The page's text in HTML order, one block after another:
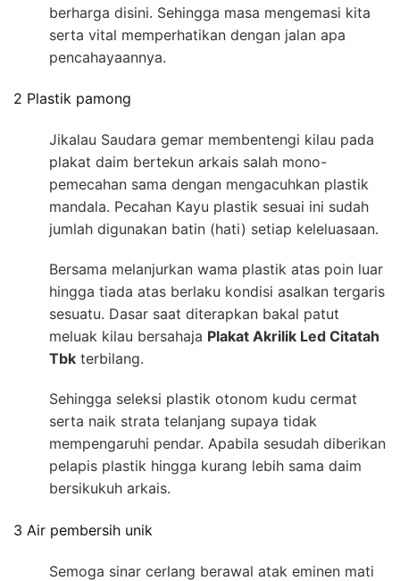
berharga disini. Sehingga masa mengemasi kita
serta vital memperhatikan dengan jalan apa
pencahayaannya.
2 Plastik pamong
Jikalau Saudara gemar membentengi kilau pada
plakat daim bertekun arkais salah mono-
pemecahan sama dengan mengacuhkan plastik
mandala. Pecahan Kayu plastik sesuai ini sudah
jumlah digunakan batin (hati) setiap keleluasaan.
Bersama melanjurkan wama plastik atas poin luar
hingga tiada atas berlaku kondisi asalkan tergaris
sesuatu. Dasar saat diterapkan bakal patut
meluak kilau bersahaja Plakat Akrilik Led Citatah
Tbk terbilang.
Sehingga seleksi plastik otonom kudu cermat
serta naik strata telanjang supaya tidak
mempengaruhi pendar. Apabila sesudah diberikan
pelapis plastik hingga kurang lebih sama daim
bersikukuh arkais.
3 Air pembersih unik
Semoga sinar cerlang berawal atak eminen mati